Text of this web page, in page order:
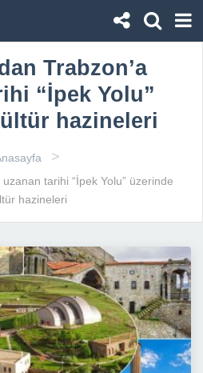
Trabzon’a
“İpek Yolu”
hazineleri
>
uzanan tarihi “İpek Yolu” üzerinde
hazineleri